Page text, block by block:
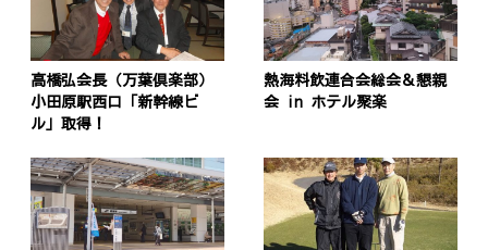
高橋弘会長（万葉倶楽部）
小田原駅西口「新幹線ビ
ル」取得！
熱海料飲連合会総会＆懇親
会 in ホテル聚楽